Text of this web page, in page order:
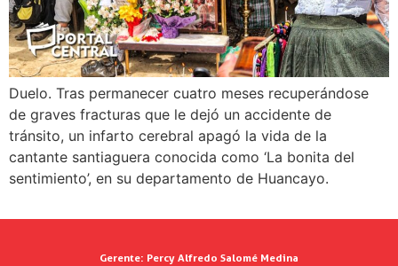
Duelo. Tras permanecer cuatro meses recuperándose
de graves fracturas que le dejó un accidente de
tránsito, un infarto cerebral apagó la vida de la
cantante santiaguera conocida como ‘La bonita del
sentimiento’, en su departamento de Huancayo.
Gerente: Percy Alfredo Salomé Medina